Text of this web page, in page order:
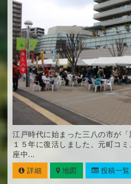
江戸時代に始まった三八の市が
１５年に復活しました。元町コ
座中...
詳細 地図 投稿一覧